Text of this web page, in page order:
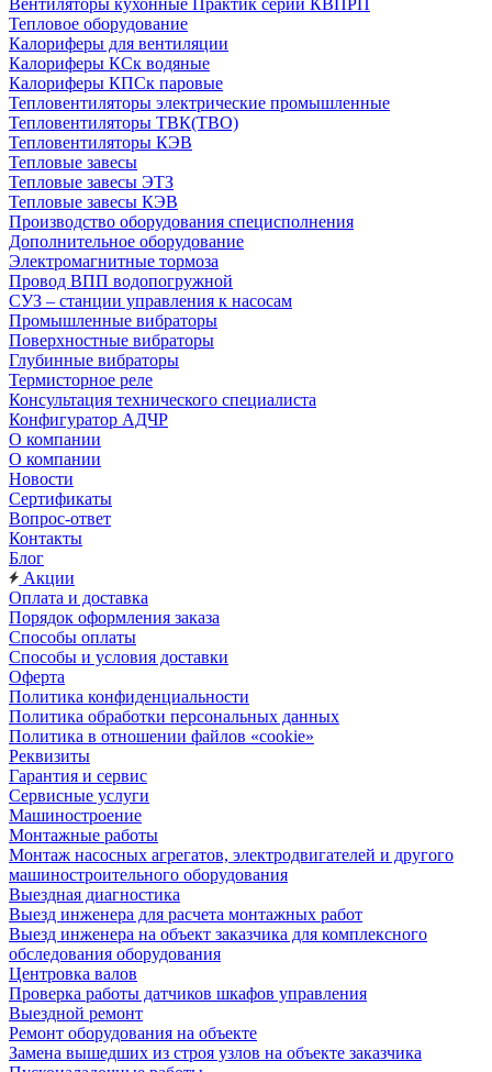
Вентиляторы кухонные Практик серии КВПРП
Тепловое оборудование
Калориферы для вентиляции
Калориферы КСк водяные
Калориферы КПСк паровые
Тепловентиляторы электрические промышленные
Тепловентиляторы ТВК(ТВО)
Тепловентиляторы КЭВ
Тепловые завесы
Тепловые завесы ЭТЗ
Тепловые завесы КЭВ
Производство оборудования специсполнения
Дополнительное оборудование
Электромагнитные тормоза
Провод ВПП водопогружной
СУЗ – станции управления к насосам
Промышленные вибраторы
Поверхностные вибраторы
Глубинные вибраторы
Термисторное реле
Консультация технического специалиста
Конфигуратор АДЧР
О компании
О компании
Новости
Сертификаты
Вопрос-ответ
Контакты
Блог
Акции
Оплата и доставка
Порядок оформления заказа
Способы оплаты
Способы и условия доставки
Оферта
Политика конфиденциальности
Политика обработки персональных данных
Политика в отношении файлов «cookie»
Реквизиты
Гарантия и сервис
Сервисные услуги
Машиностроение
Монтажные работы
Монтаж насосных агрегатов, электродвигателей и другого
машиностроительного оборудования
Выездная диагностика
Выезд инженера для расчета монтажных работ
Выезд инженера на объект заказчика для комплексного
обследования оборудования
Центровка валов
Проверка работы датчиков шкафов управления
Выездной ремонт
Ремонт оборудования на объекте
Замена вышедших из строя узлов на объекте заказчика